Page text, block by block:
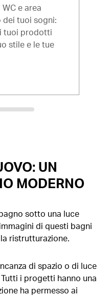
e area
dei tuoi sogni:
tuoi prodotti
stile e le tue
UN
MODERNO
sotto una luce
di questi bagni
ristrutturazione.
di spazio o di luce
i progetti hanno una
ha permesso ai